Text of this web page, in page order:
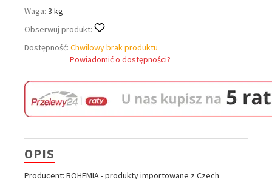
Waga: 3 kg
Obserwuj produkt:
Dostępność: Chwilowy brak produktu
Powiadomić o dostępności?
OPIS
Producent: BOHEMIA - produkty importowane z Czech